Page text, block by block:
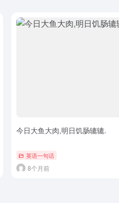
今日大鱼大肉,明日饥肠辘辘.
英语一句话
8个月前